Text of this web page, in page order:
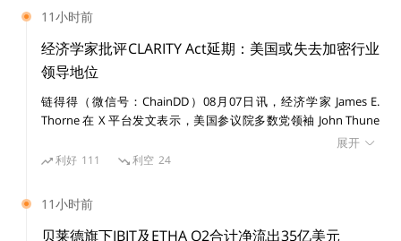
意料之中
Sushiswap启动迁移的当天，Uniswap的资金池流
鸣则亡”。
11小时前
经济学家批评CLARITY Act延期：美国或失去加密行业
领导地位
链得得（微信号：ChainDD）08月07日讯，经济学家 James E.
Thorne 在 X 平台发文表示，美国参议院多数党领袖 John Thune
将《CLARITY Act》投票推迟至 9 月，意味着反对创新的进步派阵
营再次占了上风。 Thorne 认为，推迟释放出的信号是维护现有利
要。法案继续拖延，执法则填补本应由法律覆盖的空白，最终结果
可能是美国无法在加密行业中取得领导地位。创新将流向海外，而
全球其他地区在更清晰的监管制度下继续推进，美国自己的创新体
展开
利好 111 利空 24
11小时前
贝莱德旗下IBIT及ETHA Q2合计净流出35亿美元